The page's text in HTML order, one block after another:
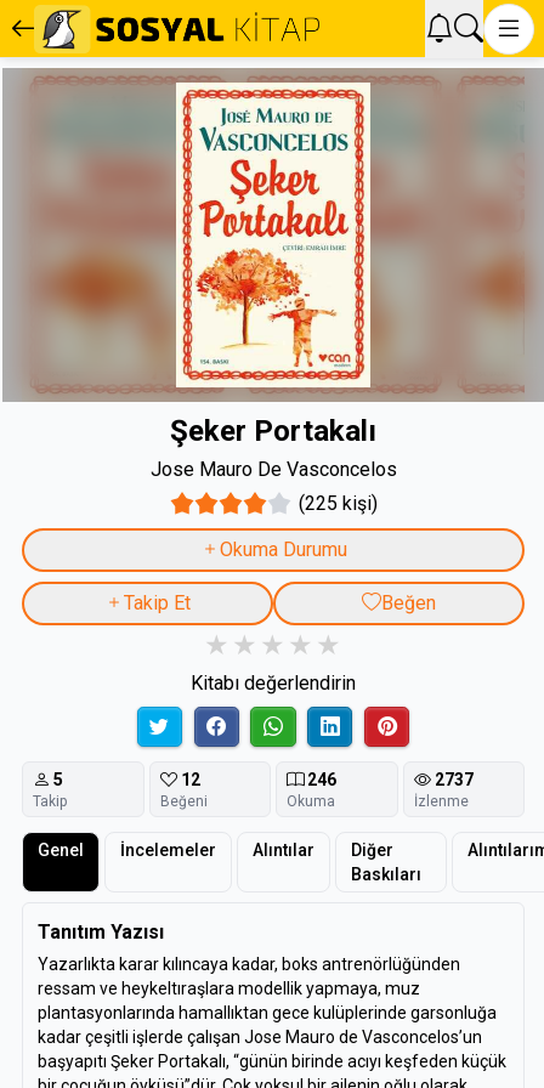
Şeker Portakalı
Jose Mauro De Vasconcelos
(225 kişi)
Okuma Durumu
Takip Et Beğen
Kitabı değerlendirin
5
Takip
12
Beğeni
246
Okuma
2737
İzlenme
Genel İncelemeler Alıntılar
Diğer
Baskıları
Tanıtım Yazısı
Yazarlıkta karar kılıncaya kadar, boks antrenörlüğünden
ressam ve heykeltıraşlara modellik yapmaya, muz
plantasyonlarında hamallıktan gece kulüplerinde garsonluğa
kadar çeşitli işlerde çalışan Jose Mauro de Vasconcelos’un
başyapıtı Şeker Portakalı, “günün birinde acıyı keşfeden küçük